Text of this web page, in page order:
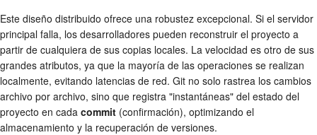
Este diseño distribuido ofrece una robustez excepcional. Si el servidor
principal falla, los desarrolladores pueden reconstruir el proyecto a
partir de cualquiera de sus copias locales. La velocidad es otro de sus
grandes atributos, ya que la mayoría de las operaciones se realizan
localmente, evitando latencias de red. Git no solo rastrea los cambios
archivo por archivo, sino que registra "instantáneas" del estado del
proyecto en cada commit (confirmación), optimizando el
almacenamiento y la recuperación de versiones.